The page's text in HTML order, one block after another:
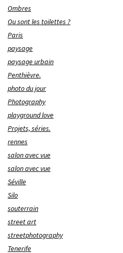
Ombres
Ou sont les toilettes ?
Paris
paysage
paysage urbain
Penthièvre.
photo du jour
Photography
playground love
Projets, séries.
rennes
salon avec vue
salon avec vue
Séville
Silo
souterrain
street art
streetphotography
Tenerife